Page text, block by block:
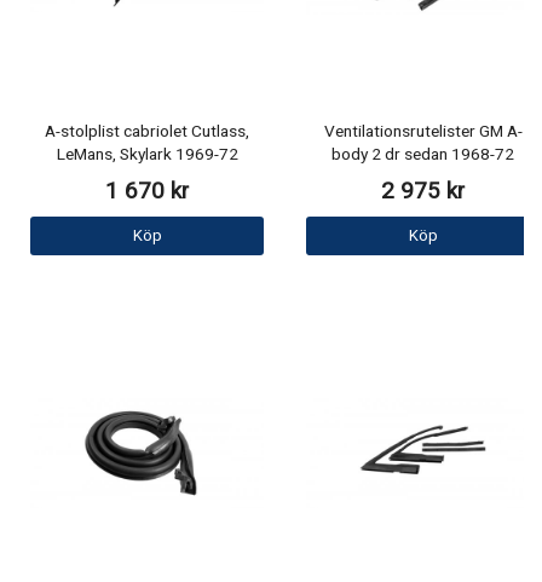
A-stolplist cabriolet Cutlass,
LeMans, Skylark 1969-72
1 670 kr
Köp
Ventilationsrutelister GM A-
body 2 dr sedan 1968-72
2 975 kr
Köp